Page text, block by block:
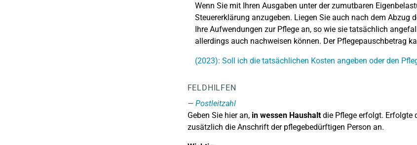
Wenn Sie mit Ihren Ausgaben unter der zumutbaren
Steuererklärung anzugeben. Liegen Sie auch nach dem Abzug
Ihre Aufwendungen zur Pflege an, so wie sie tatsächlich
allerdings auch nachweisen können. Der Pflegepauschbetrag
(2023): Soll ich die tatsächlichen Kosten angeben oder den
FELDHILFEN
Postleitzahl
Geben Sie hier an, in wessen Haushaltdie Pflege erfolgt. Erfolgte
zusätzlich die Anschrift der pflegebedürftigen Person an.